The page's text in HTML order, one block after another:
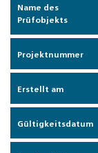
Name des
Prüfobjekts
Projektnummer
Erstellt am
Gültigkeitsdatum